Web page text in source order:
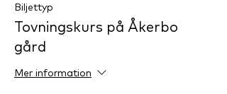
Biljettyp
Tovningskurs på Åkerbo
gård
Mer information